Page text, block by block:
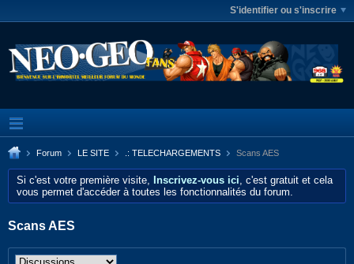
S'identifier ou s'inscrire
Forum LE SITE .: TELECHARGEMENTS Scans AES
Si c'est votre première visite, Inscrivez-vous ici, c'est gratuit et cela
vous permet d'accéder à toutes les fonctionnalités du forum.
Scans AES